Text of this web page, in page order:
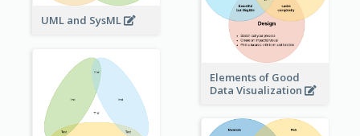
UML and SysML
Elements of Good
Data Visualization